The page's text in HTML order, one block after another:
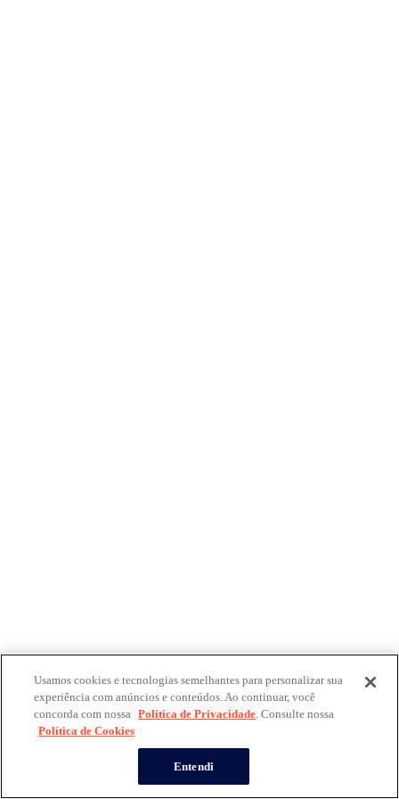
Usamos cookies e tecnologias semelhantes para personalizar sua
experiência com anúncios e conteúdos. Ao continuar, você
concorda com nossa Política de Privacidade. Consulte nossa
Política de Cookies
Entendi